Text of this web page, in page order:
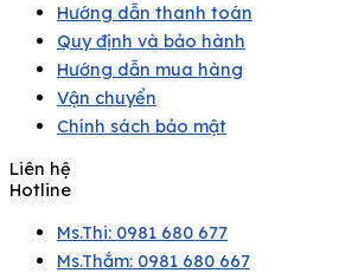
Hướng dẫn thanh toán
Quy định và bảo hành
Hướng dẫn mua hàng
Vận chuyển
Chính sách bảo mật
Liên hệ
Hotline
Ms.Thi: 0981 680 677
Ms.Thắm: 0981 680 667